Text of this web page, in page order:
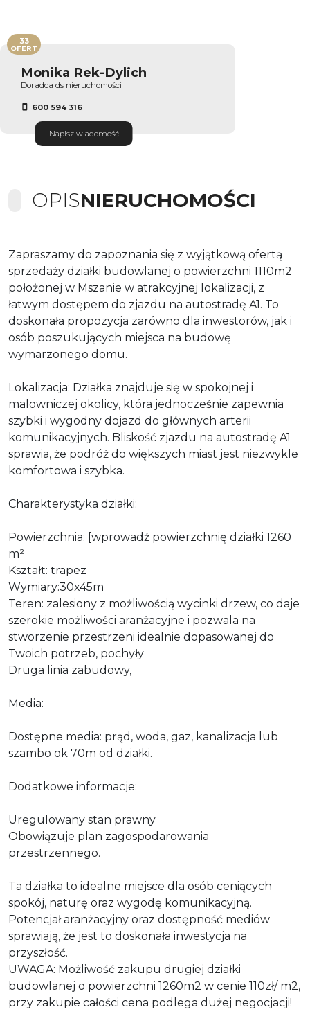
Monika Rek-Dylich
Doradca ds nieruchomości
600 594 316
Napisz wiadomość
33
OFERT
OPISNIERUCHOMOŚCI
Zapraszamy do zapoznania się z wyjątkową ofertą
sprzedaży działki budowlanej o powierzchni 1110m2
położonej w Mszanie w atrakcyjnej lokalizacji, z
łatwym dostępem do zjazdu na autostradę A1. To
doskonała propozycja zarówno dla inwestorów, jak i
osób poszukujących miejsca na budowę
wymarzonego domu.
Lokalizacja: Działka znajduje się w spokojnej i
malowniczej okolicy, która jednocześnie zapewnia
szybki i wygodny dojazd do głównych arterii
komunikacyjnych. Bliskość zjazdu na autostradę A1
sprawia, że podróż do większych miast jest niezwykle
komfortowa i szybka.
Charakterystyka działki:
Powierzchnia: [wprowadź powierzchnię działki 1260
m²
Kształt: trapez
Wymiary:30x45m
Teren: zalesiony z możliwością wycinki drzew, co daje
szerokie możliwości aranżacyjne i pozwala na
stworzenie przestrzeni idealnie dopasowanej do
Twoich potrzeb, pochyły
Druga linia zabudowy,
Media:
Dostępne media: prąd, woda, gaz, kanalizacja lub
szambo ok 70m od działki.
Dodatkowe informacje:
Uregulowany stan prawny
Obowiązuje plan zagospodarowania
przestrzennego.
Ta działka to idealne miejsce dla osób ceniących
spokój, naturę oraz wygodę komunikacyjną.
Potencjał aranżacyjny oraz dostępność mediów
sprawiają, że jest to doskonała inwestycja na
przyszłość.
UWAGA: Możliwość zakupu drugiej działki
budowlanej o powierzchni 1260m2 w cenie 110zł/ m2,
przy zakupie całości cena podlega dużej negocjacji!